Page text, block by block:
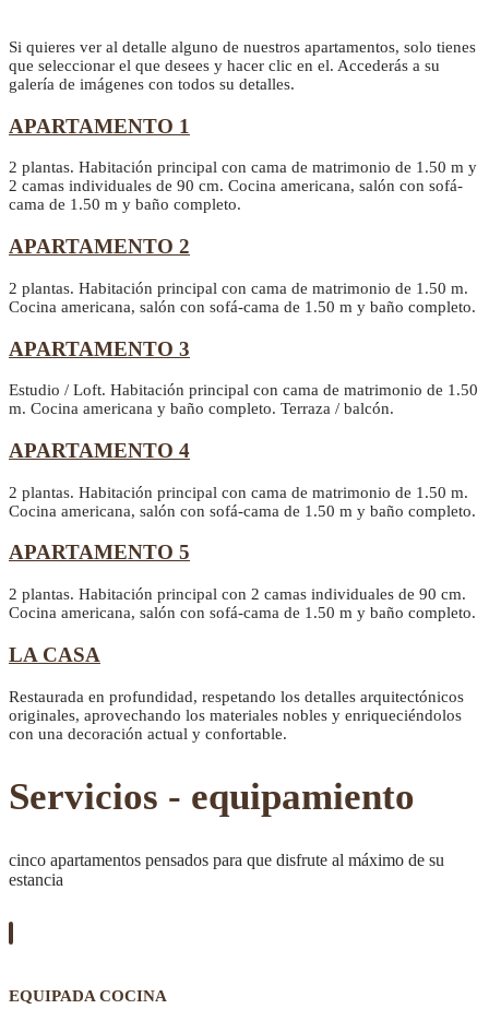
Si quieres ver al detalle alguno de nuestros apartamentos, solo tienes
que seleccionar el que desees y hacer clic en el. Accederás a su
galería de imágenes con todos su detalles.
APARTAMENTO 1
2 plantas. Habitación principal con cama de matrimonio de 1.50 m y
2 camas individuales de 90 cm. Cocina americana, salón con sofá-
cama de 1.50 m y baño completo.
APARTAMENTO 2
2 plantas. Habitación principal con cama de matrimonio de 1.50 m.
Cocina americana, salón con sofá-cama de 1.50 m y baño completo.
APARTAMENTO 3
Estudio / Loft. Habitación principal con cama de matrimonio de 1.50
m. Cocina americana y baño completo. Terraza / balcón.
APARTAMENTO 4
2 plantas. Habitación principal con cama de matrimonio de 1.50 m.
Cocina americana, salón con sofá-cama de 1.50 m y baño completo.
APARTAMENTO 5
2 plantas. Habitación principal con 2 camas individuales de 90 cm.
Cocina americana, salón con sofá-cama de 1.50 m y baño completo.
LA CASA
Restaurada en profundidad, respetando los detalles arquitectónicos
originales, aprovechando los materiales nobles y enriqueciéndolos
con una decoración actual y confortable.
Servicios - equipamiento
cinco apartamentos pensados para que disfrute al máximo de su
estancia
EQUIPADA COCINA